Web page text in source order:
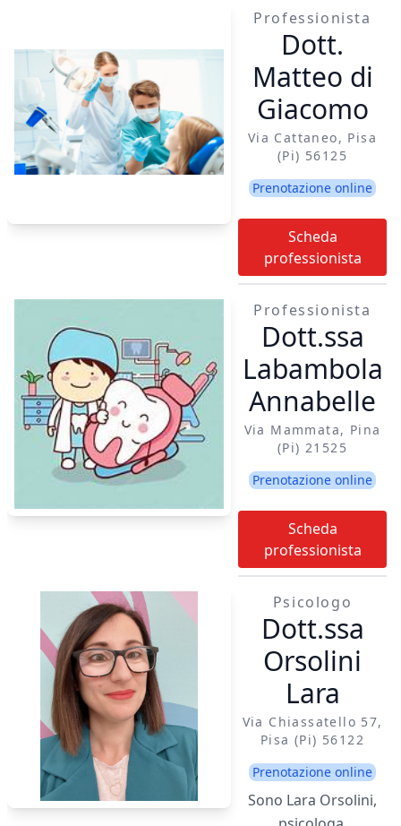
Professionista
Dott.
Matteo di
Giacomo
Via Cattaneo, Pisa
(pi) 56125
Prenotazione online
Scheda
professionista
Professionista
Dott.ssa
Labambola
Annabelle
Via Mammata, Pina
(pi) 21525
Prenotazione online
Scheda
professionista
Psicologo
Dott.ssa
Orsolini
Lara
Via Chiassatello 57,
Pisa (pi) 56122
Prenotazione online
Sono Lara Orsolini,